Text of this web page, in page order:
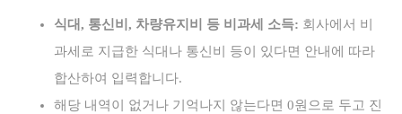
식대, 통신비, 차량유지비 등 비과세 소득: 회사에서 비
과세로 지급한 식대나 통신비 등이 있다면 안내에 따라
합산하여 입력합니다.
해당 내역이 없거나 기억나지 않는다면 0원으로 두고 진